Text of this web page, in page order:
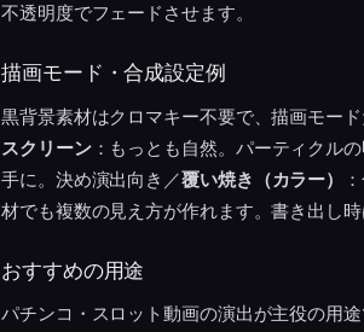
不透明度でフェードさせます。
描画モード・合成設定例
黒背景素材はクロマキー不要で、描画モー
スクリーン：もっとも自然。パーティクル
手に。決め演出向き／覆い焼き（カラー）
材でも複数の見え方が作れます。書き出し
おすすめの用途
パチンコ・スロット動画の演出が主役の用